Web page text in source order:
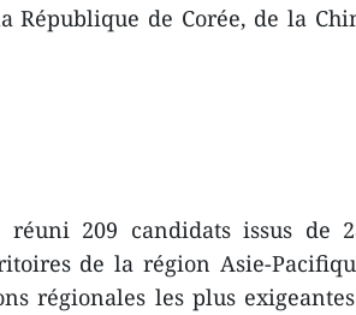
République de Corée, de la
réuni 209 candidats issus de
de la région Asie-
régionales les plus